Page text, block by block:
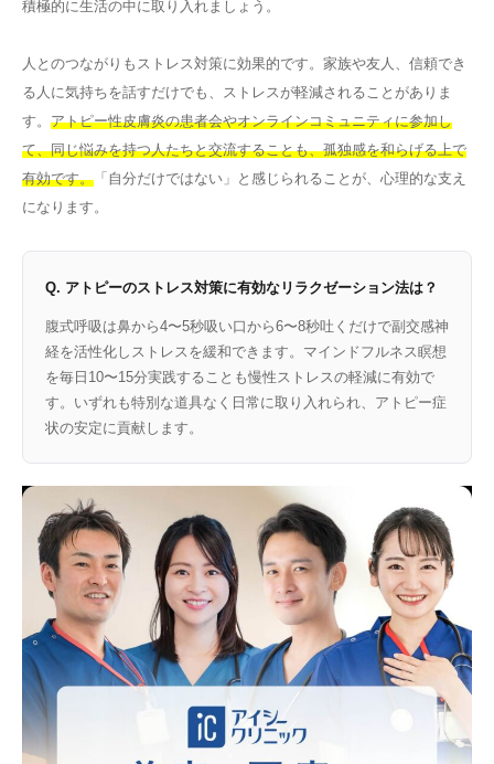
積極的に生活の中に取り入れましょう。
人とのつながりもストレス対策に効果的です。家族や友人、信頼でき
る人に気持ちを話すだけでも、ストレスが軽減されることがありま
す。 アトピー性皮膚炎の患者会やオンラインコミュニティに参加し
て、同じ悩みを持つ人たちと交流することも、孤独感を和らげる上で
有効です。 「自分だけではない」と感じられることが、心理的な支え
になります。
Q. アトピーのストレス対策に有効なリラクゼーション法は？
腹式呼吸は鼻から4〜5秒吸い口から6〜8秒吐くだけで副交感神
経を活性化しストレスを緩和できます。マインドフルネス瞑想
を毎日10〜15分実践することも慢性ストレスの軽減に有効で
す。いずれも特別な道具なく日常に取り入れられ、アトピー症
状の安定に貢献します。